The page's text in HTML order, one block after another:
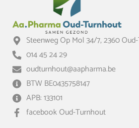
Steenweg Op Mol 34/7, 2360
014 45 24 29
oudturnhout@aapharma.be
BTW BE0435758147
APB: 133101
facebook Oud-Turnhout